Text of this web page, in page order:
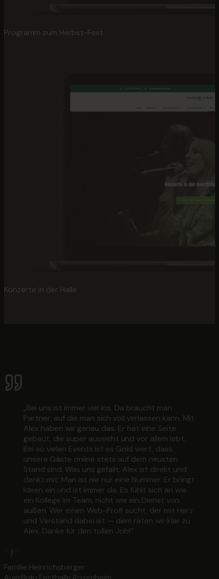
Programm zum Herbst-Fest
Konzerte in der Halle
„Bei uns ist immer viel los. Da braucht man
Partner, auf die man sich voll verlassen kann. Mit
Alex haben wir genau das. Er hat eine Seite
gebaut, die super aussieht und vor allem lebt.
Bei so vielen Events ist es Gold wert, dass
unsere Gäste online stets auf dem neusten
Stand sind. Was uns gefällt: Alex ist direkt und
denkt mit. Man ist nie nur eine Nummer. Er bringt
Ideen ein und ist immer da. Es fühlt sich an wie
ein Kollege im Team, nicht wie ein Dienst von
außen. Wer einen Web-Profi sucht, der mit Herz
und Verstand dabei ist — dem raten wir klar zu
Alex. Danke für den tollen Job!“
Familie Heinrichsberger